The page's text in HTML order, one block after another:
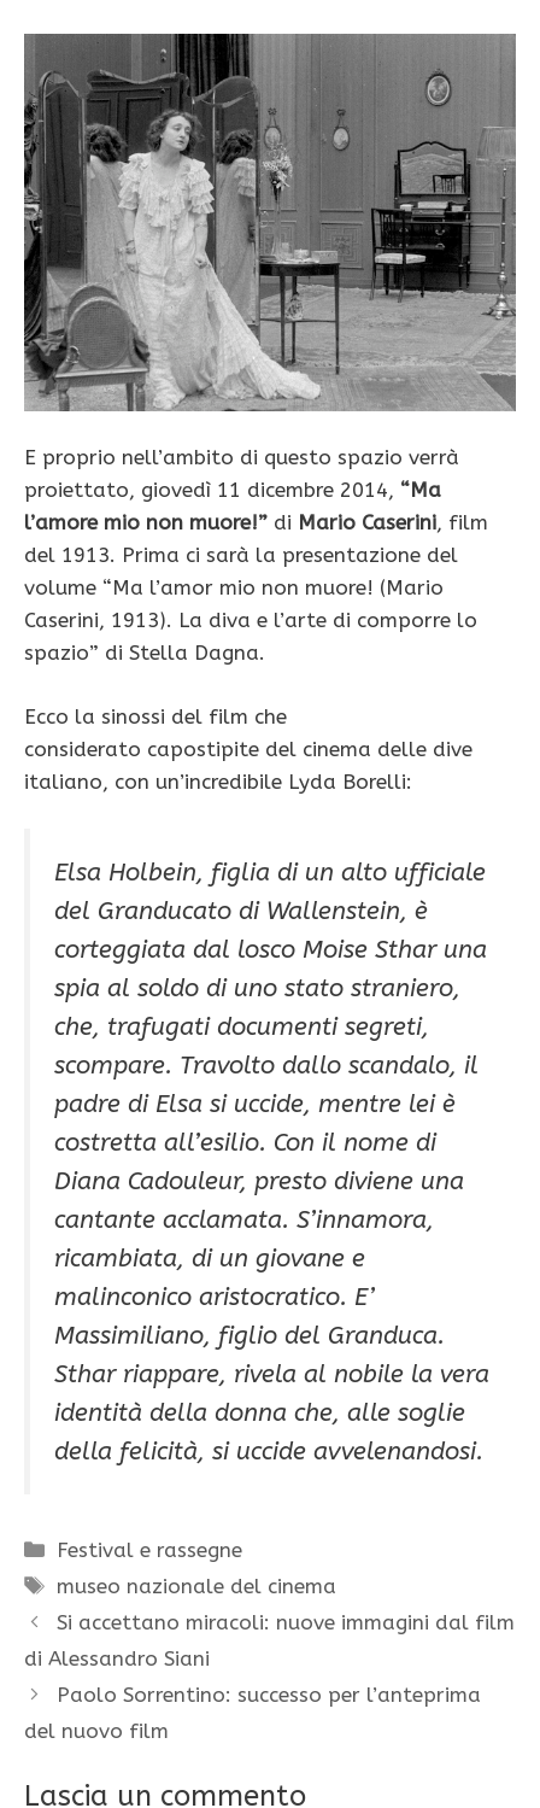
E proprio nell’ambito di questo spazio verrà
proiettato, giovedì 11 dicembre 2014, “Ma
l’amore mio non muore!” di Mario Caserini, film
del 1913. Prima ci sarà la presentazione del
volume “Ma l’amor mio non muore! (Mario
Caserini, 1913). La diva e l’arte di comporre lo
spazio” di Stella Dagna.
Ecco la sinossi del film che
considerato capostipite del cinema delle dive
italiano, con un’incredibile Lyda Borelli:
Elsa Holbein, figlia di un alto ufficiale
del Granducato di Wallenstein, è
corteggiata dal losco Moise Sthar una
spia al soldo di uno stato straniero,
che, trafugati documenti segreti,
scompare. Travolto dallo scandalo, il
padre di Elsa si uccide, mentre lei è
costretta all’esilio. Con il nome di
Diana Cadouleur, presto diviene una
cantante acclamata. S’innamora,
ricambiata, di un giovane e
malinconico aristocratico. E’
Massimiliano, figlio del Granduca.
Sthar riappare, rivela al nobile la vera
identità della donna che, alle soglie
della felicità, si uccide avvelenandosi.
Categorie
Festival e rassegne
Tag
museo nazionale del cinema
Si accettano miracoli: nuove immagini dal film
di Alessandro Siani
Paolo Sorrentino: successo per l’anteprima
del nuovo film
Lascia un commento